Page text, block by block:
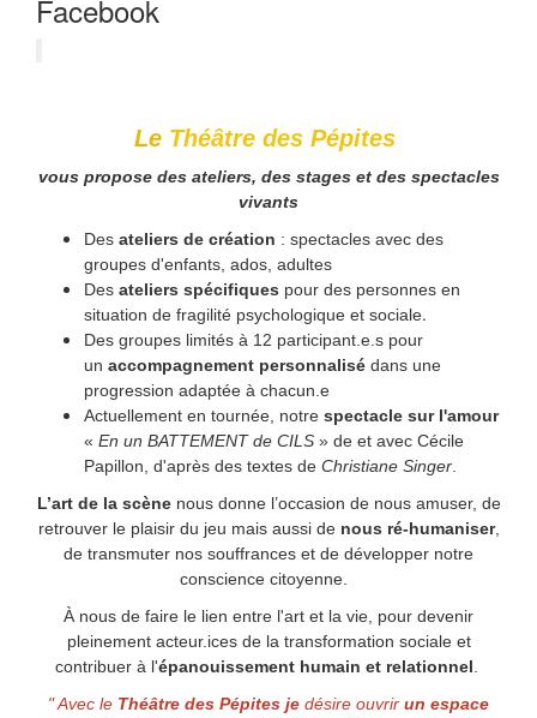
Facebook
Le Théâtre des Pépites
vous propose des ateliers, des stages et des spectacles
vivants
Des ateliers de création : spectacles avec des
groupes d'enfants, ados, adultes
Des ateliers spécifiques pour des personnes en
situation de fragilité psychologique et sociale.
Des groupes limités à 12 participant.e.s pour
un accompagnement personnalisé dans une
progression adaptée à chacun.e
Actuellement en tournée, notre spectacle sur l'amour
« En un BATTEMENT de CILS » de et avec Cécile
Papillon, d'après des textes de Christiane Singer.
L’art de la scènenous donne l’occasion de nous amuser, de
retrouver le plaisir du jeu mais aussi de nous ré-humaniser,
de transmuter nos souffrances et de développer notre
conscience citoyenne.
À nous de faire le lien entre l'art et la vie, pour devenir
pleinement acteur.ices de la transformation sociale et
contribuer à l'épanouissement humain et relationnel.
" Avec le Théâtre des Pépites je désire ouvrir un espace